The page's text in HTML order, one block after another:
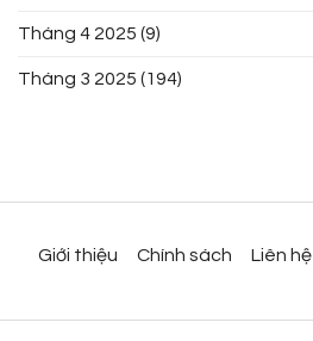
Tháng 4 2025 (9)
Tháng 3 2025 (194)
Giới thiệu Chính sách Liên hệ